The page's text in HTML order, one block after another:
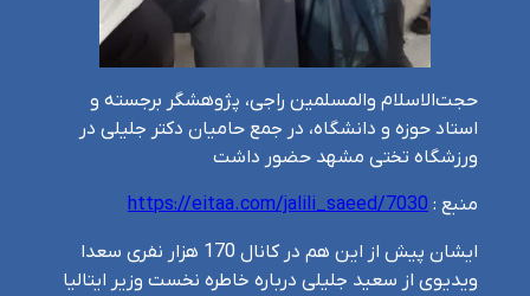
حجت‌الاسلام والمسلمین راجی، پژوهشگر برجسته و
استاد حوزه و دانشگاه، در جمع حامیان دکتر جلیلی در
ورزشگاه تختی مشهد حضور داشت
منبع : https://eitaa.com/jalili_saeed/7030
ایشان پیش از این هم در کانال 170 هزار نفری سعدا
ویدیوی از سعید جلیلی درباره خاطره نخست وزیر ایتالیا